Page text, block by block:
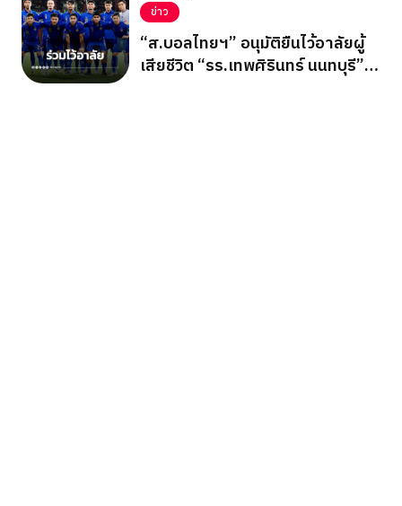
ข่าว
“ส.บอลไทยฯ” อนุมัติยืนไว้อาลัยผู้
เสียชีวิต “รร.เทพศิรินทร์ นนทบุรี”